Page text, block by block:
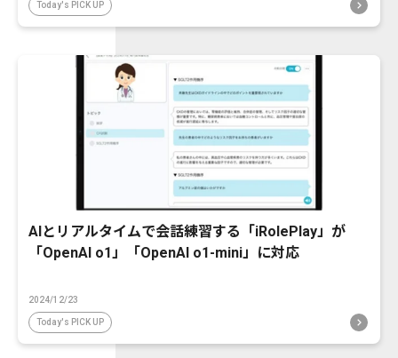
Today's PICK UP
AIとリアルタイムで会話練習する「iRolePlay」が
「OpenAI o1」「OpenAI o1-mini」に対応
2024/12/23
Today's PICK UP